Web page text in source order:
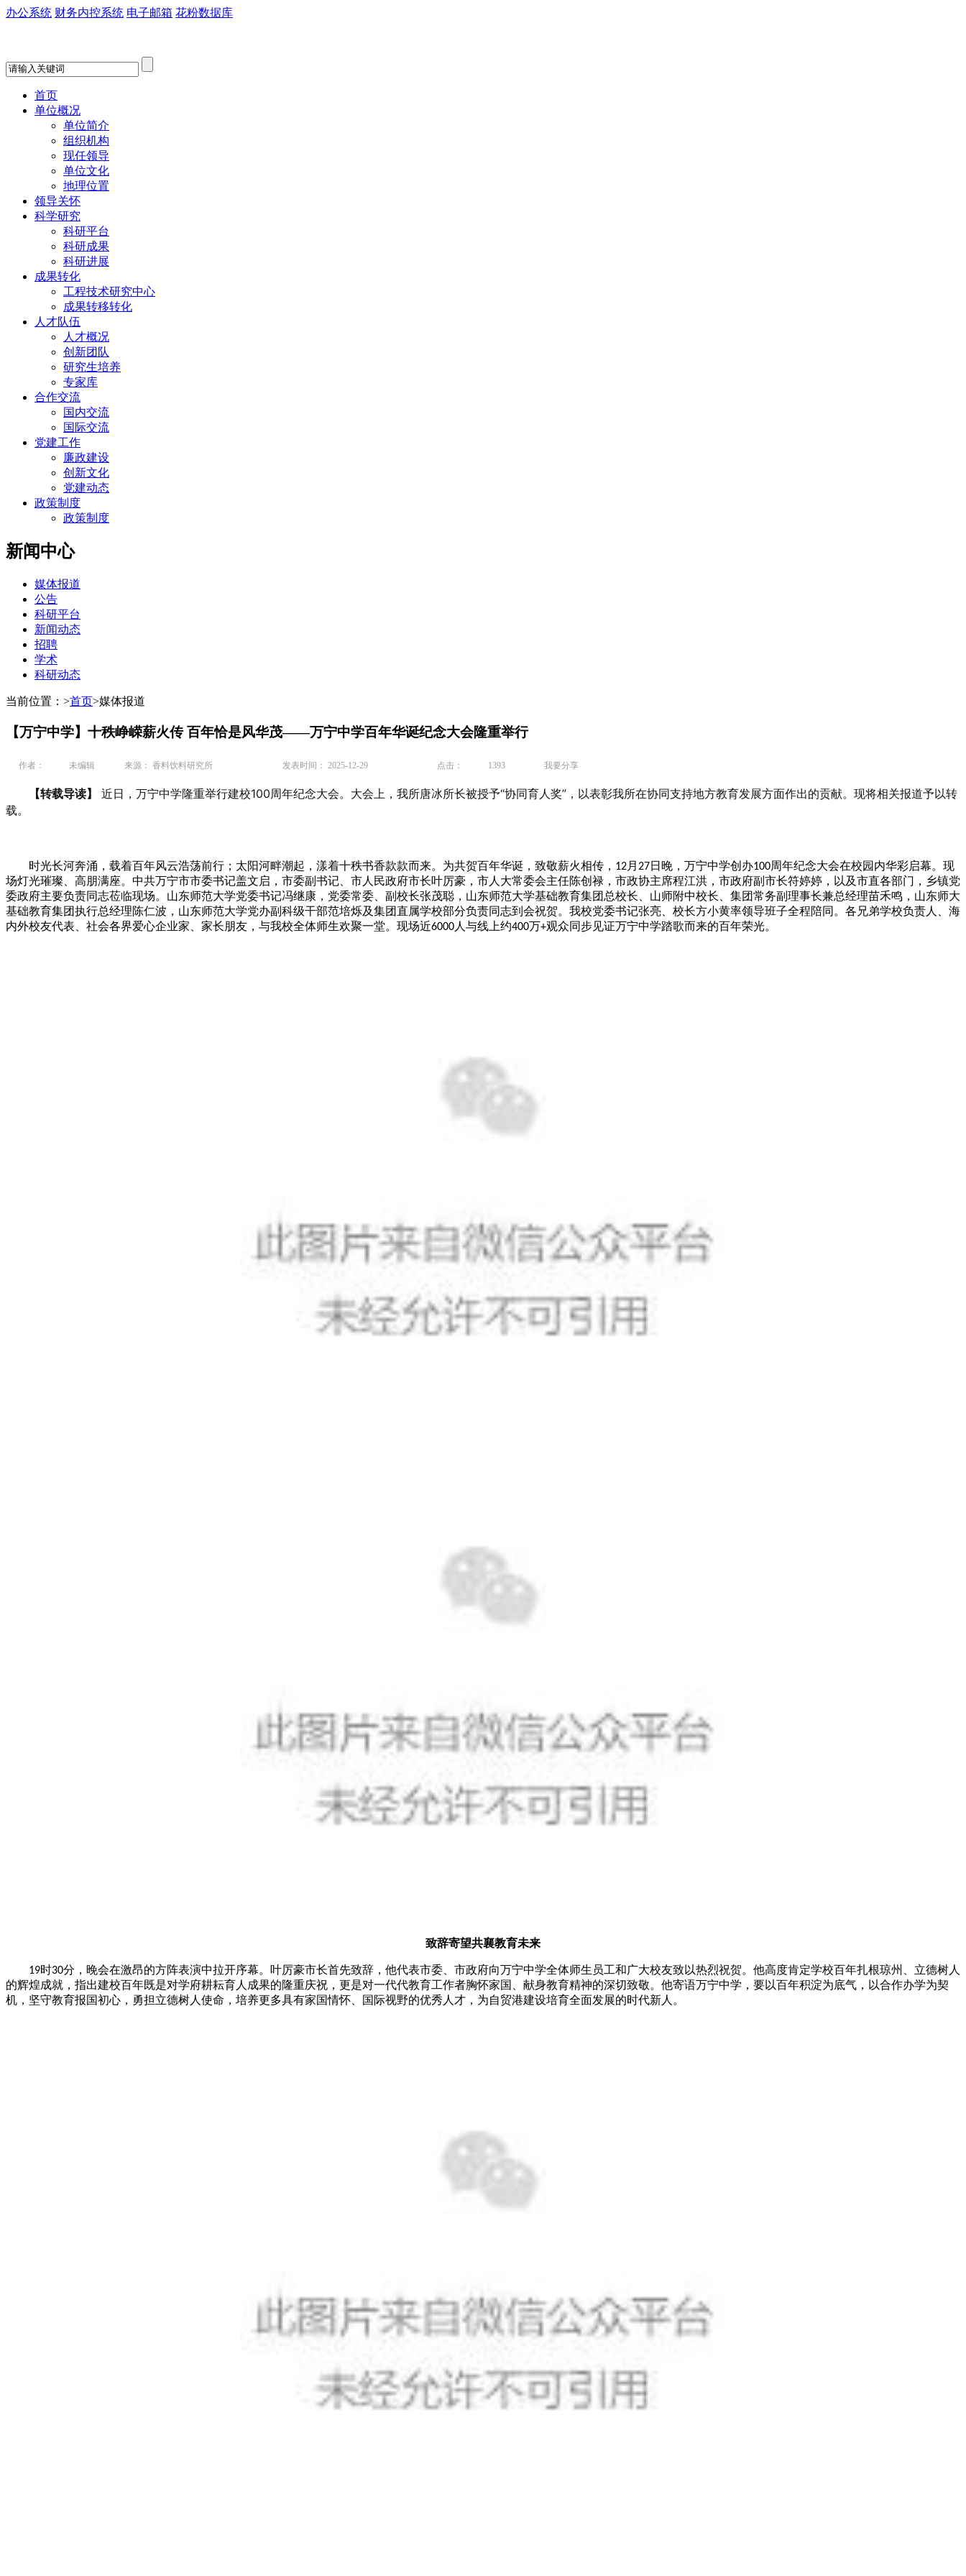
办公系统 财务内控系统 电子邮箱 花粉数据库
首页
单位概况
单位简介
组织机构
现任领导
单位文化
地理位置
领导关怀
科学研究
科研平台
科研成果
科研进展
成果转化
工程技术研究中心
成果转移转化
人才队伍
人才概况
创新团队
研究生培养
专家库
合作交流
国内交流
国际交流
党建工作
廉政建设
创新文化
党建动态
政策制度
政策制度
新闻中心
媒体报道
公告
科研平台
新闻动态
招聘
学术
科研动态
当前位置： >首页>媒体报道
【万宁中学】十秩峥嵘薪火传 百年恰是风华茂——万宁中学百年华诞纪念大会隆重举行
作者： 未编辑 来源： 香料饮料研究所 发表时间： 2025-12-29 点击： 1393 我要分享
【转载导读】
近日，万宁中学隆重举行建校100周年纪念大会。大会上，我所唐冰所长被授予“协同育人奖”，以表彰我所在协同支持地方教育发展方面作出的贡献。现将相关报道予以转
载。
时光长河奔涌，载着百年风云浩荡前行；太阳河畔潮起，漾着十秩书香款款而来。 为共贺百年华诞，致敬薪火相传， 12月 27日晚，万宁中学创办100周年纪念大会在校园内华彩启幕。现
场灯光璀璨、高朋满座。中共万宁市市委书记盖文启，市委副书记
市人民政府市长叶厉豪，市人大常委会主任陈创禄，市政协主席程江洪，市政府副市长符婷婷，以及市直各部门，乡镇党
委政府主要负责同志莅临现场。山东师范大学党委书记冯继康，党委常委、副校长张茂聪，山东师范大学基础教育集团总校长、山师附中校长、集团常务副理事长兼总经理苗禾鸣，山东师大
基础教育集团执行总经理陈仁波，山东师范大学党办副科级干部范培烁及集团直属学校部分负责同志到会祝贺。我校党委书记张亮、校长方小黄率领导班子全程陪同。各兄弟学校负责人、海
内外校友代表、社会各界爱心企业家、家长朋友，与我校全体师生欢聚一堂。现场近6000人与线上约400万+观众同步见证万宁中学踏歌而来的百年荣光。
致辞寄望共襄教育未来
19时30分，晚会在激昂的方阵表演中拉开序幕。 叶厉豪市长首先致辞 ， 他代表市委、市政府向万宁中学全体师生员工和广大校友致以热烈祝贺。他高度肯定学校百年扎根琼州、立德树人
的辉煌成就，指出建校百年既是对学府耕耘育人成果的隆重庆祝，更是对一代代教育工作者胸怀家国、献身教育精神的深切致敬。他寄语万宁中学，要以百年积淀为底气，以合作办学为契
机，坚守教育报国初心，勇担立德树人使命，培养更多具有家国情怀、国际视野的优秀人才， 为自贸港建设培育全面发展的时代新人 。